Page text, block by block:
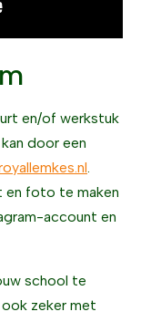
en/of werkstuk
door een
.
en foto te maken
account en
school te
zeker met